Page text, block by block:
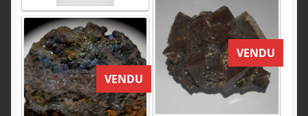
VENDU
VENDU